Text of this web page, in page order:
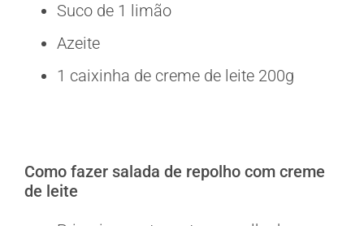
Suco de 1 limão
Azeite
1 caixinha de creme de leite 200g
Como fazer salada de repolho com creme
de leite